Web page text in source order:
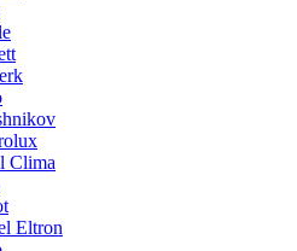
Clima
Eltron